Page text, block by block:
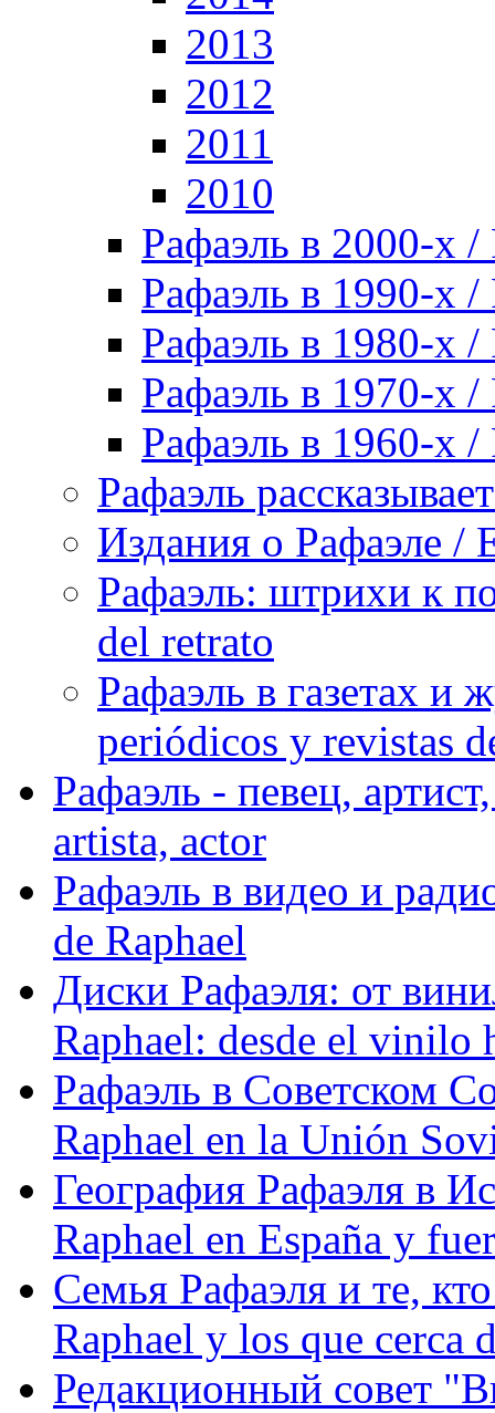
2013
2012
2011
2010
Рафаэль в 2000-х /
Рафаэль в 1990-х /
Рафаэль в 1980-х /
Рафаэль в 1970-х /
Рафаэль в 1960-х /
Рафаэль
Издания о Рафаэле /
Рафаэль: штрихи к
del retrato
Рафаэль в газетах и
periódicos y revistas
Рафаэль - певец,
artista, actor
Рафаэль в видео и
de Raphael
Диски Рафаэля: от
Raphael: desde el vinilo
Рафаэль в Советском
Raphael en la Unión
География Рафаэля в
Raphael en España y
Семья Рафаэля и те,
Raphael y los que cerca
Редакционный совет